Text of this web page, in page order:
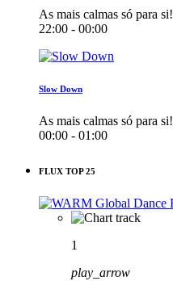
As mais calmas só para si!
22:00 - 00:00
Slow Down
As mais calmas só para si!
00:00 - 01:00
FLUX TOP 25
1
play_arrow